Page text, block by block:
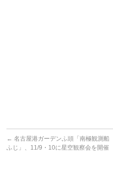
← 名古屋港ガーデンふ頭「南極観測船
ふじ」、11/9・10に星空観察会を開催